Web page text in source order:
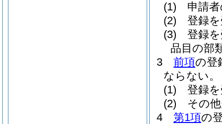
(1)
申請
(2)
登録
(3)
登録
品目の部
3
前項の登
ならない。
(1)
登録
(2)
その
4
第1項の